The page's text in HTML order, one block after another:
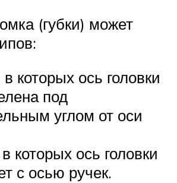
(губки) может
которых ось головки
под
углом от оси
которых ось головки
с осью ручек.